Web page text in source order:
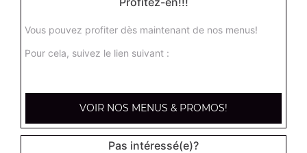
Nos Salades
+
Vous pouvez profiter dès maintenant de nos menus!
Pour cela, suivez le lien suivant :
VOIR NOS MENUS & PROMOS!
Pas intéressé(e)?